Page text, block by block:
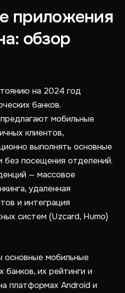
приложения
обзор
на 2024 год
банков.
мобильные
клиентов,
выполнять основные
без посещения отделений.
— массовое
удаленная
и интеграция
систем (Uzcard, Humo)
основные мобильные
банков, их рейтинги и
платформах Android и